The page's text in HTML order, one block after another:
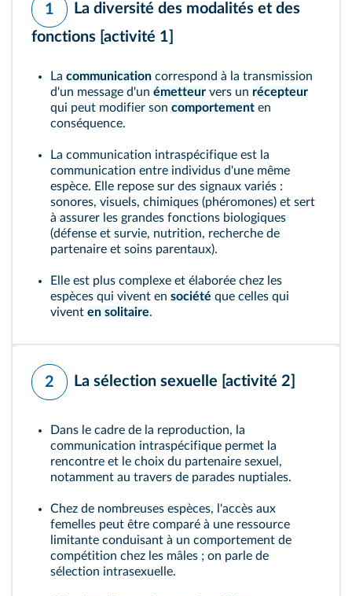
1
La diversité des modalités et des
fonctions [activité 1]
La communication correspond à la transmission
d'un message d'un émetteur vers un récepteur
qui peut modifier son comportement en
conséquence.
La communication intraspécifique est la
communication entre individus d'une même
espèce. Elle repose sur des signaux variés :
sonores, visuels, chimiques (phéromones) et sert
à assurer les grandes fonctions biologiques
(défense et survie, nutrition, recherche de
partenaire et soins parentaux).
Elle est plus complexe et élaborée chez les
espèces qui vivent en société que celles qui
vivent en solitaire.
2 La sélection sexuelle [activité 2]
Dans le cadre de la reproduction, la
communication intraspécifique permet la
rencontre et le choix du partenaire sexuel,
notamment au travers de parades nuptiales.
Chez de nombreuses espèces, l'accès aux
femelles peut être comparé à une ressource
limitante conduisant à un comportement de
compétition chez les mâles ; on parle de
sélection intrasexuelle.